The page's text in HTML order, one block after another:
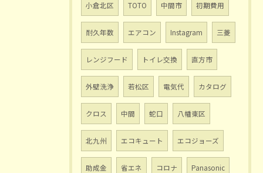
小倉北区 TOTO 中間市 初期費用
耐久年数 エアコン Instagram 三菱
レンジフード トイレ交換 直方市
外壁洗浄 若松区 電気代 カタログ
クロス 中間 蛇口 八幡東区
北九州 エコキュート エコジョーズ
助成金 省エネ コロナ Panasonic